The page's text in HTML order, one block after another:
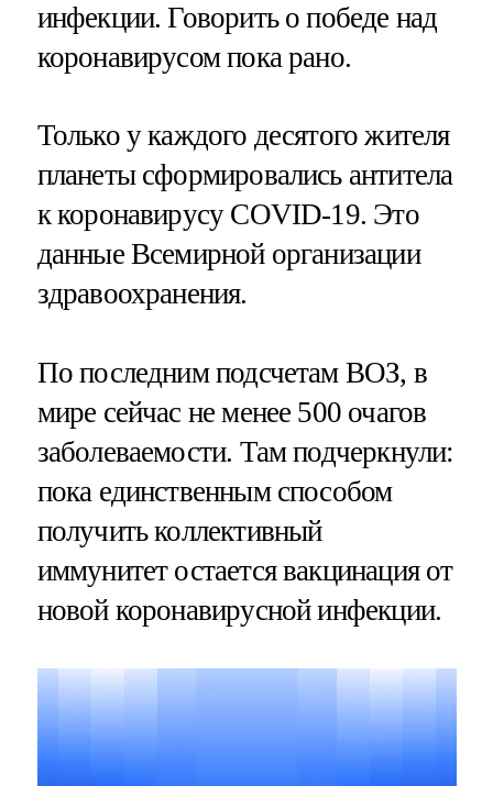
инфекции. Говорить о победе над
коронавирусом пока рано.
Только у каждого десятого жителя
планеты сформировались антитела
к коронавирусу COVID-19. Это
данные Всемирной организации
здравоохранения.
По последним подсчетам ВОЗ, в
мире сейчас не менее 500 очагов
заболеваемости. Там подчеркнули:
пока единственным способом
получить коллективный
иммунитет остается вакцинация от
новой коронавирусной инфекции.